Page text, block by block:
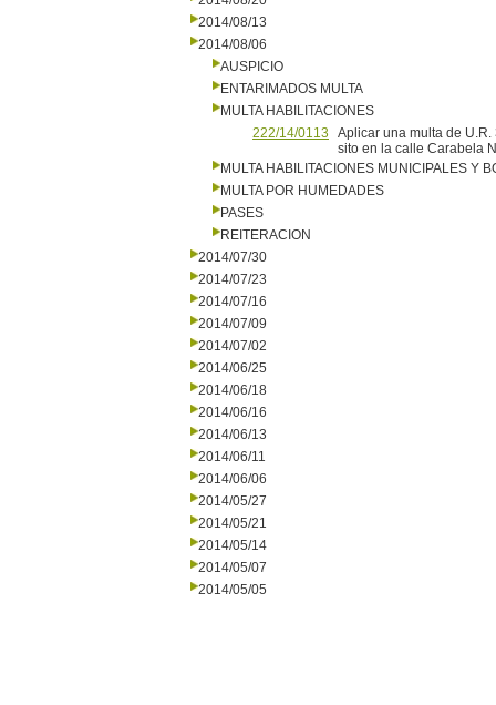
2014/08/13
2014/08/06
AUSPICIO
ENTARIMADOS MULTA
MULTA HABILITACIONES
222/14/0113
Aplicar una multa de
sito en la calle Carabela
MULTA HABILITACIONES MUNICIPALES Y
MULTA POR HUMEDADES
PASES
REITERACION
2014/07/30
2014/07/23
2014/07/16
2014/07/09
2014/07/02
2014/06/25
2014/06/18
2014/06/16
2014/06/13
2014/06/11
2014/06/06
2014/05/27
2014/05/21
2014/05/14
2014/05/07
2014/05/05